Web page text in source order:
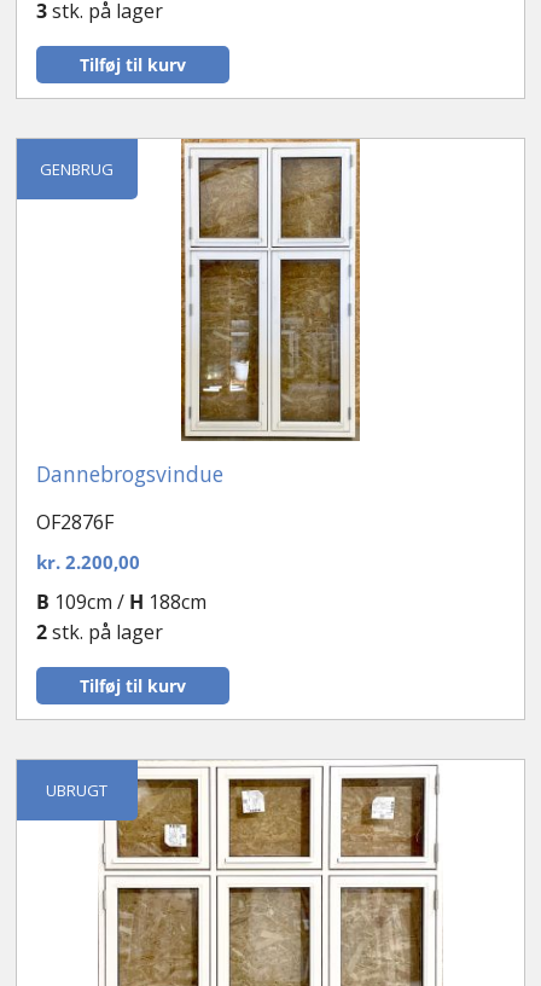
Tilføj til kurv
3stk. på lager
GENBRUG
Dannebrogsvindue
OF2876F
kr.2.200,00
Tilføj til kurv
B 109cm / H 188cm
2stk. på lager
UBRUGT